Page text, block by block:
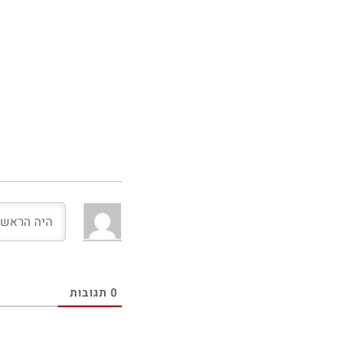
0 תגובות